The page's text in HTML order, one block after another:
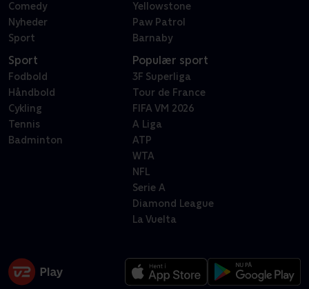
Comedy
Nyheder
Sport
Yellowstone
Paw Patrol
Barnaby
Sport
Fodbold
Håndbold
Cykling
Tennis
Badminton
Populær sport
3F Superliga
Tour de France
FIFA VM 2026
A Liga
ATP
WTA
NFL
Serie A
Diamond League
La Vuelta